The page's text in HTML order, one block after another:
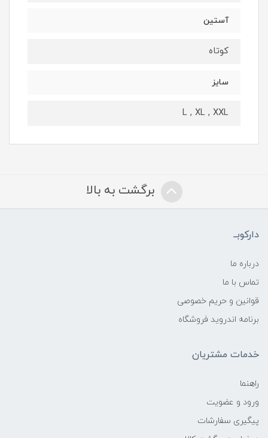
آستین
کوتاه
سایز
L , XL , XXL
برگشت به بالا
دارکوبــ
درباره ما
تماس با ما
قوانین و حریم خصوصی
برنامه اندروید فروشگاه
خدمات مشتریان
راهنما
ورود و عضویت
پیگیری سفارشات